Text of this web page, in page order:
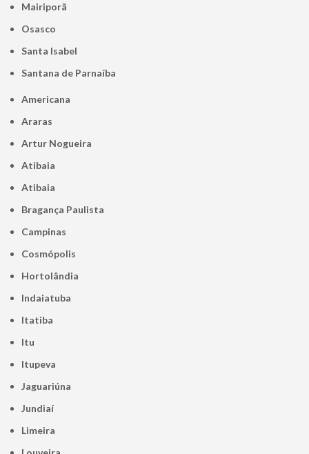
Mairiporã
Osasco
Santa Isabel
Santana de Parnaíba
Americana
Araras
Artur Nogueira
Atibaia
Atibaia
Bragança Paulista
Campinas
Cosmópolis
Hortolândia
Indaiatuba
Itatiba
Itu
Itupeva
Jaguariúna
Jundiaí
Limeira